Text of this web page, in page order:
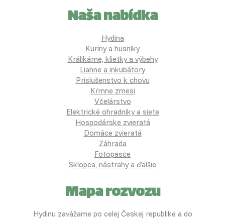
Naša nabídka
Hydina
Kuríny a husníky
Králikárne, klietky a výbehy
Liahne a inkubátory
Príslušenstvo k chovu
Kŕmne zmesi
Včelárstvo
Elektrické ohradníky a siete
Hospodárske zvieratá
Domáce zvieratá
Záhrada
Fotopasce
Sklopca, nástrahy a ďalšie
Mapa rozvozu
Hydinu zavážame po celej Českej republike a do